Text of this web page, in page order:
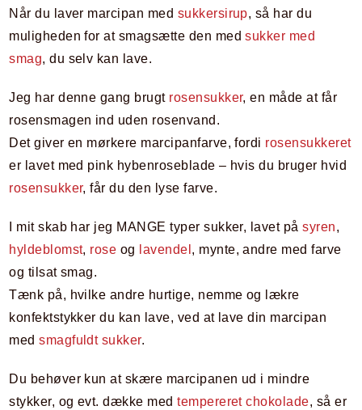
Når du laver marcipan med sukkersirup, så har du
muligheden for at smagsætte den medsukker med
smag, du selv kan lave.
Jeg har denne gang brugt rosensukker, en måde at får
rosensmagen ind uden rosenvand.
Det giver en mørkere marcipanfarve, fordi rosensukkeret
er lavet med pink hybenroseblade – hvis du bruger hvid
rosensukker, får du den lyse farve.
I mit skab har jeg MANGE typer sukker, lavet påsyren,
hyldeblomst, rose og lavendel , mynte, andre med farve
og tilsat smag.
Tænk på, hvilke andre hurtige, nemme og lækre
konfektstykker du kan lave, ved at lave din marcipan
medsmagfuldt sukker.
Du behøver kun at skære marcipanen ud i mindre
stykker, og evt. dække medtempereret chokolade, så er